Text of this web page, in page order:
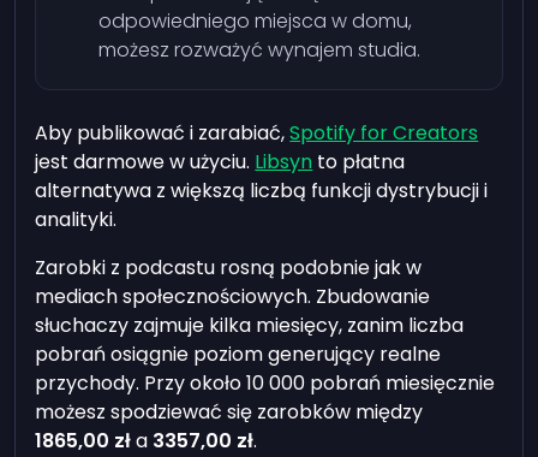
odpowiedniego miejsca w domu,
możesz rozważyć wynajem studia.
Aby publikować i zarabiać,Spotify for Creators
jest darmowe w użyciu. Libsyn to płatna
alternatywa z większą liczbą funkcji dystrybucji i
analityki.
Zarobki z podcastu rosną podobnie jak w
mediach społecznościowych. Zbudowanie
słuchaczy zajmuje kilka miesięcy, zanim liczba
pobrań osiągnie poziom generujący realne
przychody. Przy około 10 000 pobrań miesięcznie
możesz spodziewać się zarobków między
1865,00 zła 3357,00 zł.